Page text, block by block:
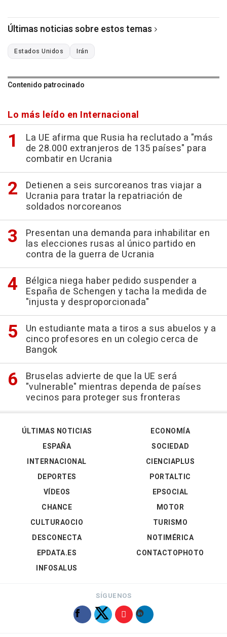
Últimas noticias sobre estos temas
Estados Unidos Irán
Contenido patrocinado
Lo más leído en Internacional
La UE afirma que Rusia ha reclutado a "más
de 28.000 extranjeros de 135 países" para
combatir en Ucrania
Detienen a seis surcoreanos tras viajar a
Ucrania para tratar la repatriación de
soldados norcoreanos
Presentan una demanda para inhabilitar en
las elecciones rusas al único partido en
contra de la guerra de Ucrania
Bélgica niega haber pedido suspender a
España de Schengen y tacha la medida de
"injusta y desproporcionada"
Un estudiante mata a tiros a sus abuelos y a
cinco profesores en un colegio cerca de
Bangok
Bruselas advierte de que la UE será
"vulnerable" mientras dependa de países
vecinos para proteger sus fronteras
ÚLTIMAS NOTICIAS
ESPAÑA
INTERNACIONAL
DEPORTES
VÍDEOS
ECONOMÍA
SOCIEDAD
CIENCIAPLUS
PORTALTIC
EPSOCIAL
CHANCE
CULTURAOCIO
DESCONECTA
EPDATA.ES
INFOSALUS
MOTOR
TURISMO
NOTIMÉRICA
CONTACTOPHOTO
SÍGUENOS